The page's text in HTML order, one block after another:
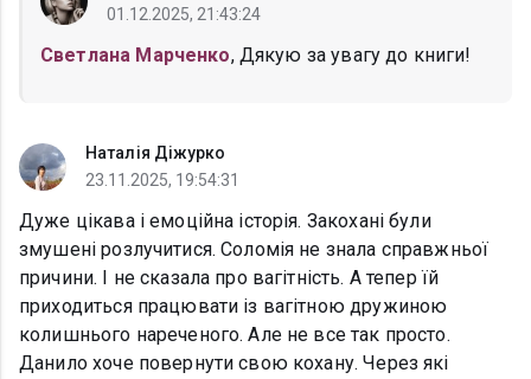
01.12.2025, 21:43:24
Светлана Марченко, Дякую за увагу до книги!
Наталія Діжурко
23.11.2025, 19:54:31
Дуже цікава і емоційна історія. Закохані були
змушені розлучитися. Соломія не знала справжньої
причини. І не сказала про вагітність. А тепер їй
приходиться працювати із вагітною дружиною
колишнього нареченого. Але не все так просто.
Данило хоче повернути свою кохану. Через які